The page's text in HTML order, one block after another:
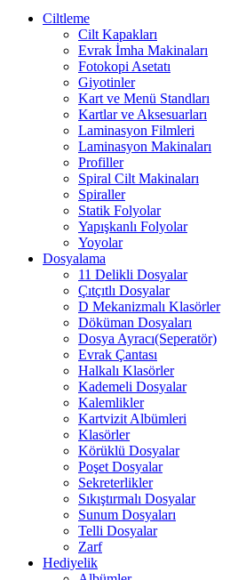
Ciltleme
Cilt Kapakları
Evrak İmha Makinaları
Fotokopi Asetatı
Giyotinler
Kart ve Menü Standları
Kartlar ve Aksesuarları
Laminasyon Filmleri
Laminasyon Makinaları
Profiller
Spiral Cilt Makinaları
Spiraller
Statik Folyolar
Yapışkanlı Folyolar
Yoyolar
Dosyalama
11 Delikli Dosyalar
Çıtçıtlı Dosyalar
D Mekanizmalı Klasörler
Döküman Dosyaları
Dosya Ayracı(Seperatör)
Evrak Çantası
Halkalı Klasörler
Kademeli Dosyalar
Kalemlikler
Kartvizit Albümleri
Klasörler
Körüklü Dosyalar
Poşet Dosyalar
Sekreterlikler
Sıkıştırmalı Dosyalar
Sunum Dosyaları
Telli Dosyalar
Zarf
Hediyelik